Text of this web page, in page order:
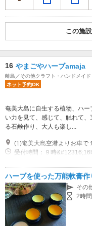
この施
16 やまごやハーブamaja
離島／その他クラフト・ハンドメイ
ネット予約OK
奄美大島に自生する植物、ハ
い力を見て、感じて、触れて
る石鹸作り、大人も楽し...
(1)奄美大島空港よりお車で
受付時間：９時
専用駐車場あり（無料）5
ハーブを使った万能軟膏作
その
2時間